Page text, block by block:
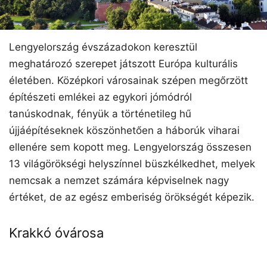
Lengyelország évszázadokon keresztül
meghatározó szerepet játszott Európa kulturális
életében. Középkori városainak szépen megőrzött
építészeti emlékei az egykori jómódról
tanúskodnak, fényük a történetileg hű
újjáépítéseknek köszönhetően a háborúk viharai
ellenére sem kopott meg. Lengyelország összesen
13 világörökségi helyszínnel büszkélkedhet, melyek
nemcsak a nemzet számára képviselnek nagy
értéket, de az egész emberiség örökségét képezik.
Krakkó óvárosa